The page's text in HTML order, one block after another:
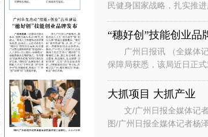
民健身国家战略，扎实推
“穗好创”技能创业品
广州日报讯 （全媒体记
保障局获悉，该局近日正式
大抓项目 大抓产业
文/广州日报全媒体记者孙嘉晖 实习生谭斯文 设计/王紫
图/广州日报全媒体记者杨